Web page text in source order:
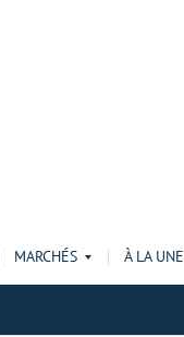
MARCHÉS À LA UNE